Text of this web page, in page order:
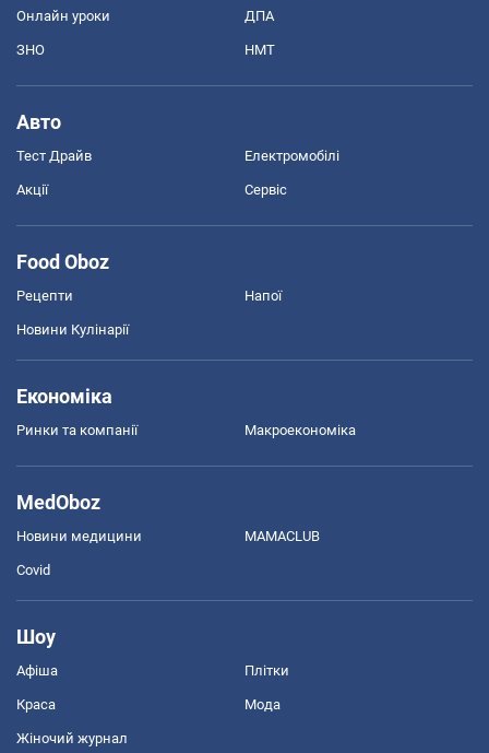
Онлайн уроки ДПА
ЗНО НМТ
Авто
Тест Драйв Електромобілі
Акції Сервіс
Food Oboz
Рецепти Напої
Новини Кулінарії
Економіка
Ринки та компанії Макроекономіка
MedOboz
Новини медицини MAMACLUB
Covid
Шоу
Афіша Плітки
Краса Мода
Жіночий журнал